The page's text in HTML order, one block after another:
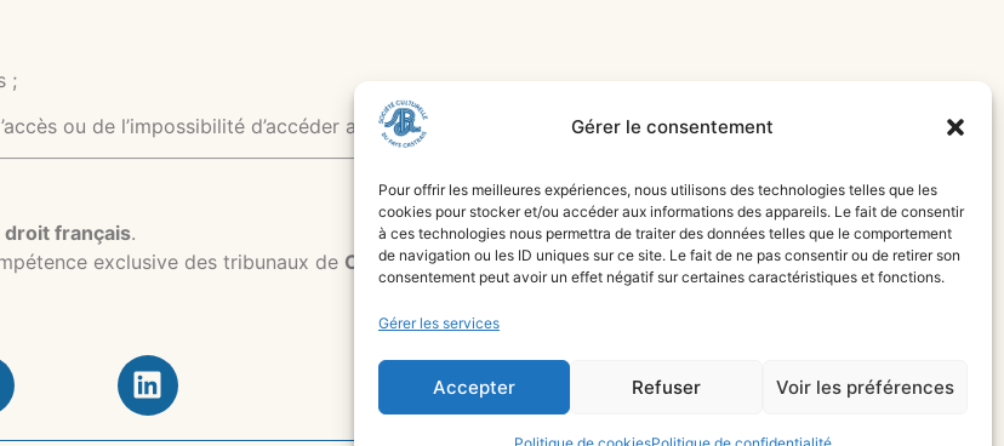
Gérer le consentement
Pour offrir les meilleures expériences, nous utilisons des technologies telles que les
cookies pour stocker et/ou accéder aux informations des appareils. Le fait de consentir
à ces technologies nous permettra de traiter des données telles que le comportement
de navigation ou les ID uniques sur ce site. Le fait de ne pas consentir ou de retirer son
consentement peut avoir un effet négatif sur certaines caractéristiques et fonctions.
Gérer les services
Accepter Refuser Voir les préférences
;
ou de l’impossibilité d’accéder au site.
droit français.
exclusive des tribunaux de Castres (81), sauf disposition légale impérative contraire.